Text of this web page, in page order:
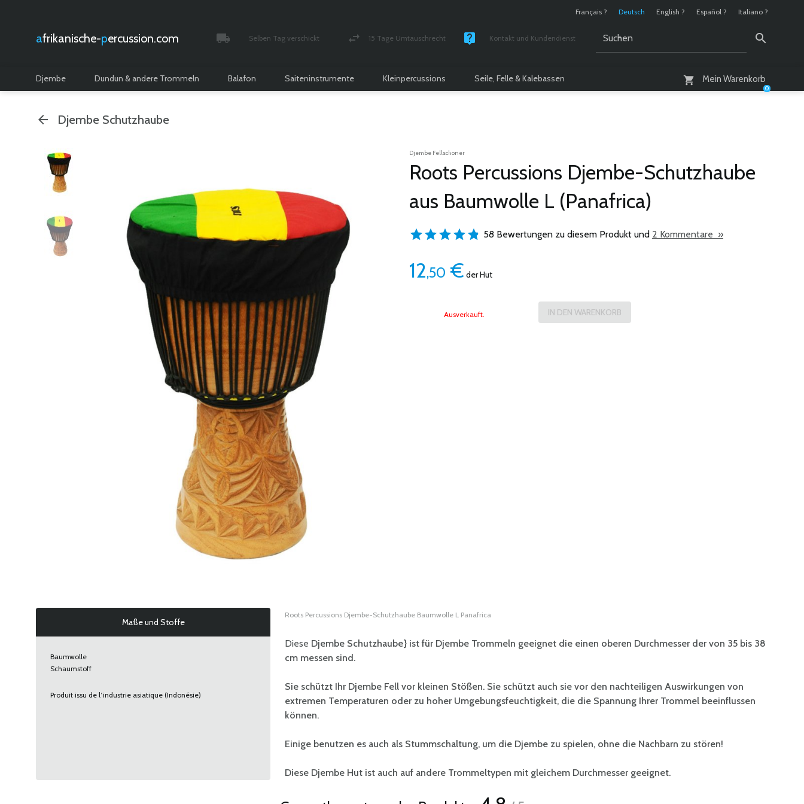
Français ? Deutsch English ? Español ? Italiano ?
afrikanische- percussion.com Selben Tag verschickt 15 Tage Umtauschrecht Kontakt und Kundendienst
Mein Warenkorb
0
Djembe Dundun & andere Trommeln Balafon Saiteninstrumente Kleinpercussions Seile, Felle & Kalebassen
Djembe Schutzhaube
Djembe Fellschoner
Roots Percussions Djembe-Schutzhaube
aus Baumwolle L (Panafrica)
58 Bewertungen zu diesem Produkt und 2 Kommentare »
12,50 € der Hut
Ausverkauft.
Maße und Stoffe
Baumwolle
Schaumstoff
Produit issu de l’industrie asiatique (Indonésie)
Roots Percussions Djembe-Schutzhaube Baumwolle L Panafrica
Diese Djembe Schutzhaube} ist für Djembe Trommeln geeignet die einen oberen Durchmesser der von 35 bis 38
cm messen sind.
Sie schützt Ihr Djembe Fell vor kleinen Stößen. Sie schützt auch sie vor den nachteiligen Auswirkungen von
extremen Temperaturen oder zu hoher Umgebungsfeuchtigkeit, die die Spannung Ihrer Trommel beeinflussen
können.
Einige benutzen es auch als Stummschaltung, um die Djembe zu spielen, ohne die Nachbarn zu stören!
Diese Djembe Hut ist auch auf andere Trommeltypen mit gleichem Durchmesser geeignet.